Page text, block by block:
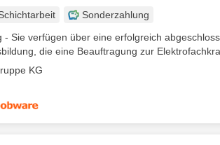
Sonderzahlung
- Sie verfügen über eine erfolgreich
die eine Beauftragung zur
KG